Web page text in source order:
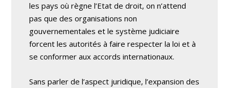
les pays où règne l’Etat de droit, on n’attend
pas que des organisations non
gouvernementales et le système judiciaire
forcent les autorités à faire respecter la loi et à
se conformer aux accords internationaux.
Sans parler de l’aspect juridique, l’expansion des